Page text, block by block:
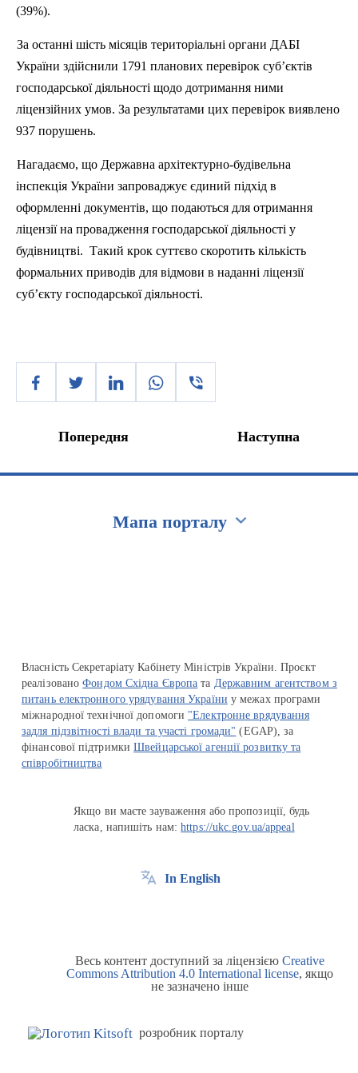
(39%).
За останні шість місяців територіальні органи ДАБІ
України здійснили 1791 планових перевірок суб’єктів
господарської діяльності щодо дотримання ними
ліцензійних умов. За результатами цих перевірок виявлено
937 порушень.
Нагадаємо, що Державна архітектурно-будівельна
інспекція України запроваджує єдиний підхід в
оформленні документів, що подаються для отримання
ліцензії на провадження господарської діяльності у
будівництві. Такий крок суттєво скоротить кількість
формальних приводів для відмови в наданні ліцензії
суб’єкту господарської діяльності.
Попередня Наступна
Мапа порталу
Власність Секретаріату Кабінету Міністрів України. Проєкт
реалізованоФондом Східна Європа та Державним агентством з
питань електронного урядування України у межах програми
міжнародної технічної допомоги "Електронне врядування
задля підзвітності влади та участі громади" (EGAP), за
фінансової підтримкиШвейцарської агенції розвитку та
співробітництва
Якщо ви маєте зауваження або пропозиції, будь
ласка, напишіть нам:https://ukc.gov.ua/appeal
In English
Весь контент доступний за ліцензією Creative
Commons Attribution 4.0 International license, якщо
не зазначено інше
розробник порталу